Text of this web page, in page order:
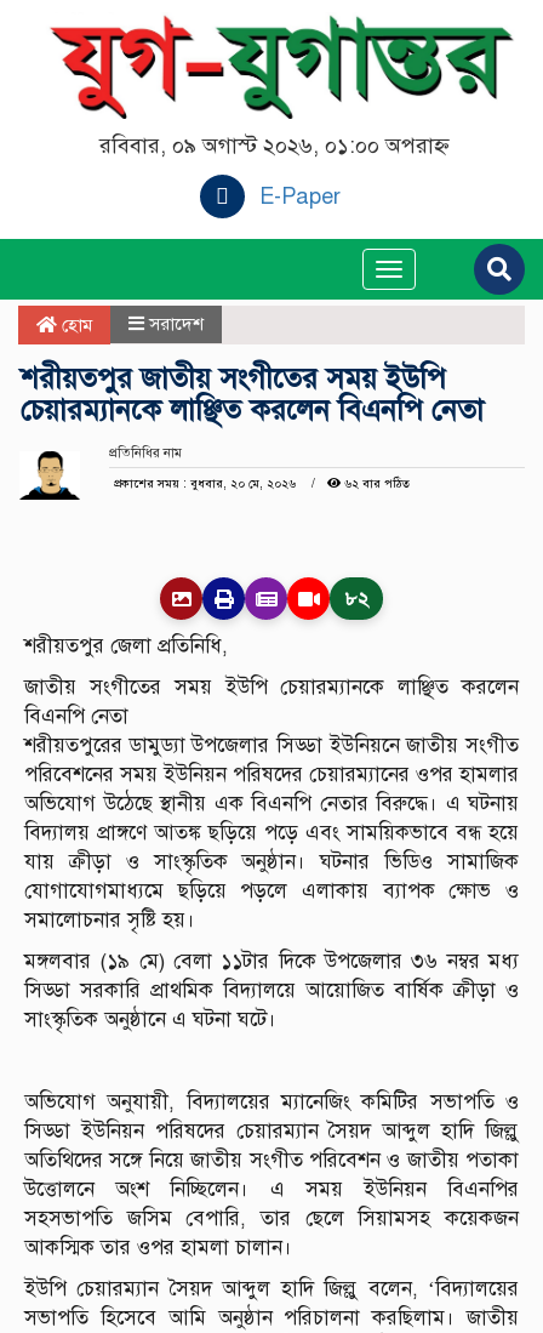
রবিবার, ০৯ অগাস্ট ২০২৬, ০১:০০ অপরাহ্ন
E-Paper
Toggle
navigation
হোম সরাদেশ
শরীয়তপুর জাতীয় সংগীতের সময় ইউপি
চেয়ারম্যানকে লাঞ্ছিত করলেন বিএনপি নেতা
প্রতিনিধির নাম
প্রকাশের সময় : বুধবার, ২০ মে, ২০২৬
৬২ বার পঠিত
৮২
শরীয়তপুর জেলা প্রতিনিধি,
জাতীয় সংগীতের সময় ইউপি চেয়ারম্যানকে লাঞ্ছিত করলেন
বিএনপি নেতা
শরীয়তপুরের ডামুড্যা উপজেলার সিড্ডা ইউনিয়নে জাতীয় সংগীত
পরিবেশনের সময় ইউনিয়ন পরিষদের চেয়ারম্যানের ওপর হামলার
অভিযোগ উঠেছে স্থানীয় এক বিএনপি নেতার বিরুদ্ধে। এ ঘটনায়
বিদ্যালয় প্রাঙ্গণে আতঙ্ক ছড়িয়ে পড়ে এবং সাময়িকভাবে বন্ধ হয়ে
যায় ক্রীড়া ও সাংস্কৃতিক অনুষ্ঠান। ঘটনার ভিডিও সামাজিক
যোগাযোগমাধ্যমে ছড়িয়ে পড়লে এলাকায় ব্যাপক ক্ষোভ ও
সমালোচনার সৃষ্টি হয়।
মঙ্গলবার (১৯ মে) বেলা ১১টার দিকে উপজেলার ৩৬ নম্বর মধ্য
সিড্ডা সরকারি প্রাথমিক বিদ্যালয়ে আয়োজিত বার্ষিক ক্রীড়া ও
সাংস্কৃতিক অনুষ্ঠানে এ ঘটনা ঘটে।
অভিযোগ অনুযায়ী, বিদ্যালয়ের ম্যানেজিং কমিটির সভাপতি ও
সিড্ডা ইউনিয়ন পরিষদের চেয়ারম্যান সৈয়দ আব্দুল হাদি জিল্লু
অতিথিদের সঙ্গে নিয়ে জাতীয় সংগীত পরিবেশন ও জাতীয় পতাকা
উত্তোলনে অংশ নিচ্ছিলেন। এ সময় ইউনিয়ন বিএনপির
সহসভাপতি জসিম বেপারি, তার ছেলে সিয়ামসহ কয়েকজন
আকস্মিক তার ওপর হামলা চালান।
ইউপি চেয়ারম্যান সৈয়দ আব্দুল হাদি জিল্লু বলেন, ‘বিদ্যালয়ের
সভাপতি হিসেবে আমি অনুষ্ঠান পরিচালনা করছিলাম। জাতীয়